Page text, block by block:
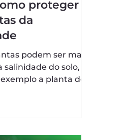
proteger
da
podem ser mais
salinidade do solo,
a planta do